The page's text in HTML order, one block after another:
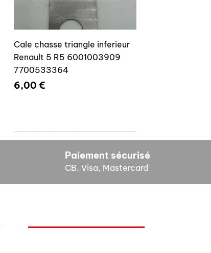
Cale chasse triangle inferieur
Renault 5 R5 6001003909
7700533364
Prix
6,00 €
Paiement sécurisé
CB, Visa, Mastercard